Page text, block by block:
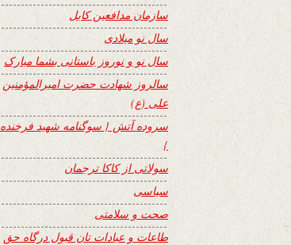
سازمان مدافعین کابل
سال نو میلادی
سال نو و نوروز باستانی بشما مبارک
سالروز شهادت حضرت امیرالمؤمنین
علی (ع)
سروده آتش { سوگنامه شهید فرخنده
}
سولاتی از کاکا ترجمان
سیاسی
صحت و سلامتی
طاعات و عبادات تان قبول درگاه حق